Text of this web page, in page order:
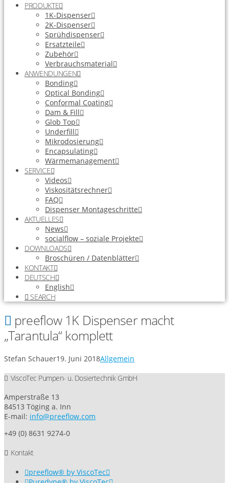
PRODUKTE
1K-Dispenser
2K-Dispenser
Sprühdispenser
Ersatzteile
Zubehör
Verbrauchsmaterial
ANWENDUNGEN
Bonding
Optical Bonding
Conformal Coating
Dam & Fill
Glob Top
Underfill
Mikrodosierung
Encapsulating
Wärmemanagement
SERVICE
Videos
Viskositätsrechner
FAQ
Dispenser Montageschritte
AKTUELLES
News
socialflow – soziale Projekte
DOWNLOADS
Broschüren / Datenblätter
KONTAKT
DEUTSCH
English
SEARCH
preeflow 1K Dispenser macht
„Tarantula“ komplett
Stefan Schauer19. Juni 2018Allgemein
ViscoTec Pumpen- u. Dosiertechnik GmbH
Amperstraße 13
84513 Töging a. Inn
E-mail: info@preeflow.com
+49 (0) 8631 9274-0
Kontakt
preeflow® by ViscoTec